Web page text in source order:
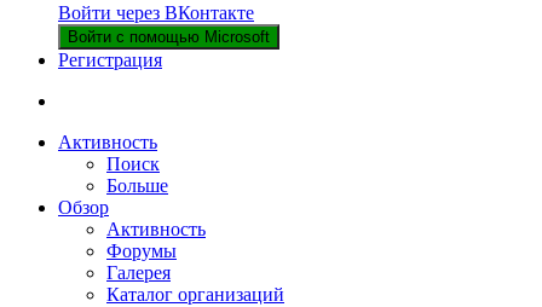
Войти через ВКонтакте
Войти с помощью Microsoft
Регистрация
Активность
Поиск
Больше
Обзор
Активность
Форумы
Галерея
Каталог организаций